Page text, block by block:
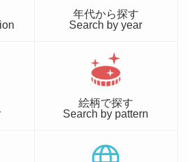
年代から探す
Search by year
絵柄で探す
Search by pattern